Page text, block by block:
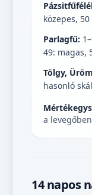
közepes,
Parlagfű:
49: magas,
Tölgy,
hasonló
a
14 napos